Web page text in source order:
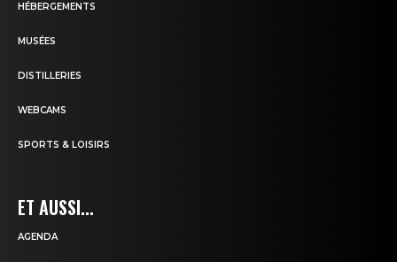
HÉBERGEMENTS
MUSÉES
DISTILLERIES
WEBCAMS
SPORTS & LOISIRS
ET AUSSI...
AGENDA